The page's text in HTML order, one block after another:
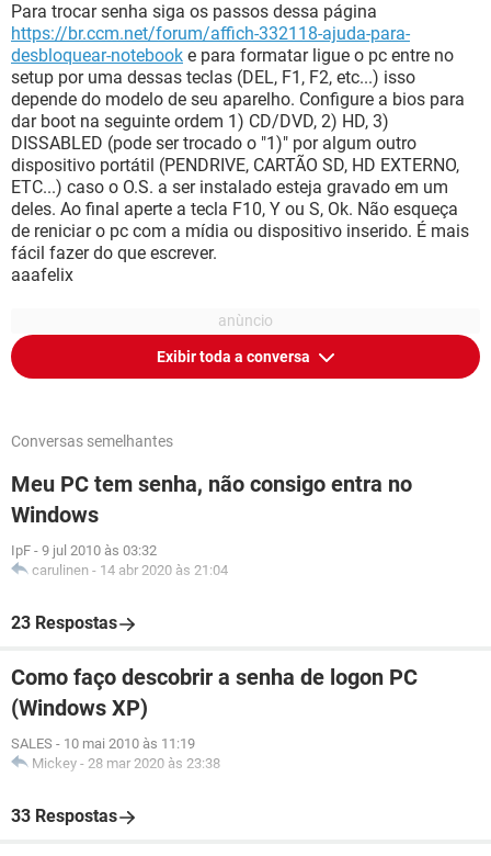
Para trocar senha siga os passos dessa página
https://br.ccm.net/forum/affich-332118-ajuda-para-
desbloquear-notebook e para formatar ligue o pc entre no
setup por uma dessas teclas (DEL, F1, F2, etc...) isso
depende do modelo de seu aparelho. Configure a bios para
dar boot na seguinte ordem 1) CD/DVD, 2) HD, 3)
DISSABLED (pode ser trocado o "1)" por algum outro
dispositivo portátil (PENDRIVE, CARTÃO SD, HD EXTERNO,
ETC...) caso o O.S. a ser instalado esteja gravado em um
deles. Ao final aperte a tecla F10, Y ou S, Ok. Não esqueça
de reniciar o pc com a mídia ou dispositivo inserido. É mais
fácil fazer do que escrever.
aaafelix
Exibir toda a conversa
Conversas semelhantes
Meu PC tem senha, não consigo entra no
Windows
IpF - 9 jul 2010 às 03:32
carulinen - 14 abr 2020 às 21:04
23 Respostas
Como faço descobrir a senha de logon PC
(Windows XP)
SALES - 10 mai 2010 às 11:19
Mickey - 28 mar 2020 às 23:38
33 Respostas